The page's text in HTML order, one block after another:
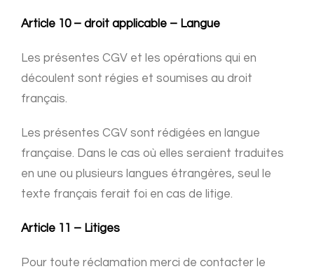
Article 10 – droit applicable – Langue
Les présentes CGV et les opérations qui en
découlent sont régies et soumises au droit
français.
Les présentes CGV sont rédigées en langue
française. Dans le cas où elles seraient traduites
en une ou plusieurs langues étrangères, seul le
texte français ferait foi en cas de litige.
Article 11 – Litiges
Pour toute réclamation merci de contacter le